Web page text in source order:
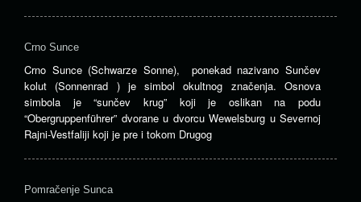
Crno Sunce
Crno Sunce (Schwarze Sonne), ponekad nazivano Sunčev
kolut (Sonnenrad ) je simbol okultnog značenja. Osnova
simbola je “sunčev krug” koji je oslikan na podu
“Obergruppenführer” dvorane u dvorcu Wewelsburg u Severnoj
Rajni-Vestfaliji koji je pre i tokom Drugog
Pomračenje Sunca